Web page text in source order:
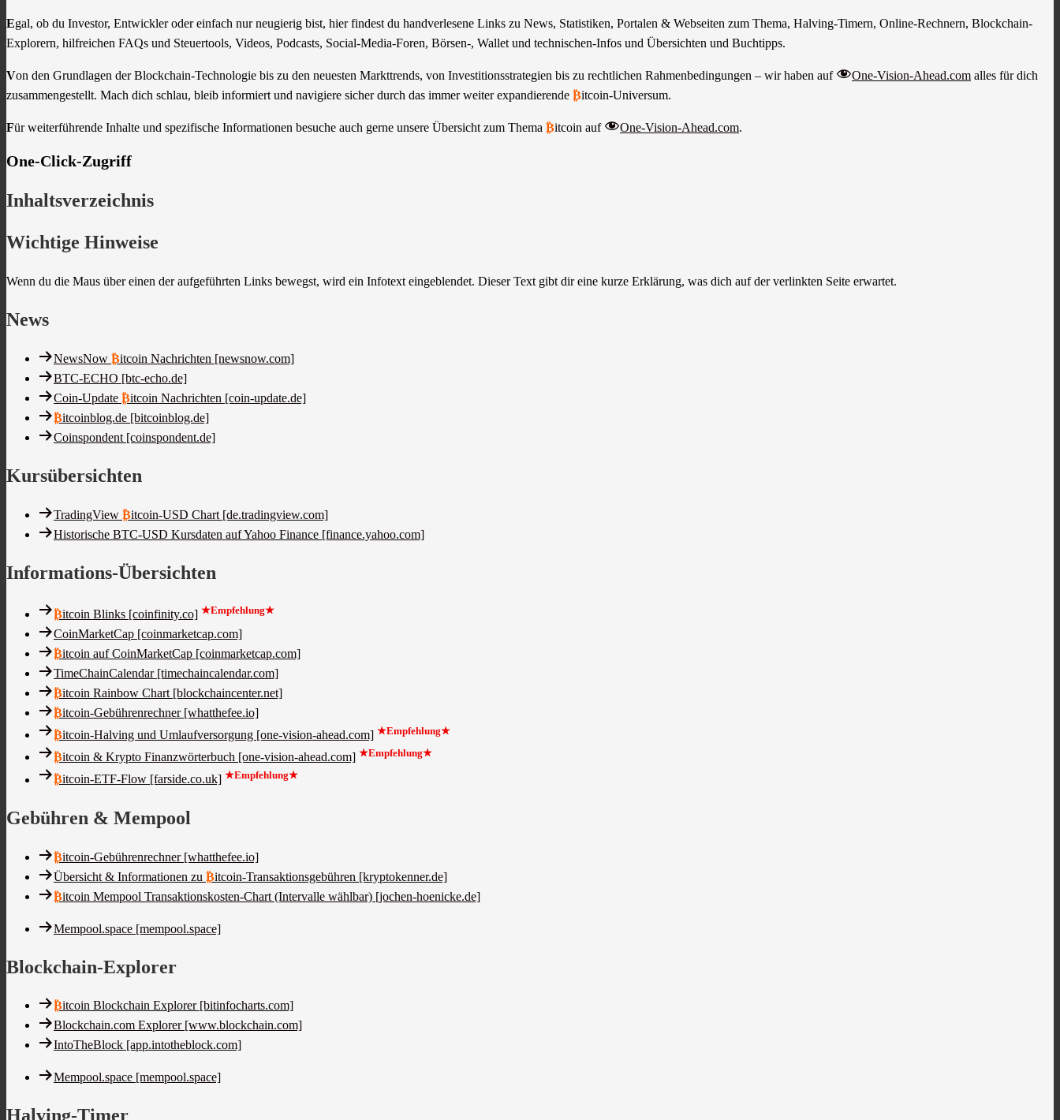
Egal, ob du Investor, Entwickler oder einfach nur neugierig bist, hier findest du handverlesene Links zu News, Statistiken, Portalen & Webseiten zum Thema, Halving-Timern, Online-Rechnern, Blockchain-
Explorern, hilfreichen FAQs und Steuertools, Videos, Podcasts, Social-Media-Foren, Börsen-, Wallet und technischen-Infos und Übersichten und Buchtipps.
Von den Grundlagen der Blockchain-Technologie bis zu den neuesten Markttrends, von Investitionsstrategien bis zu rechtlichen Rahmenbedingungen – wir haben auf One-Vision-Ahead.com alles für dich
zusammengestellt. Mach dich schlau, bleib informiert und navigiere sicher durch das immer weiter expandierende ₿itcoin-Universum.
Für weiterführende Inhalte und spezifische Informationen besuche auch gerne unsere Übersicht zum Thema ₿itcoin auf One-Vision-Ahead.com.
One-Click-Zugriff
Inhaltsverzeichnis
Wichtige Hinweise
Wenn du die Maus über einen der aufgeführten Links bewegst, wird ein Infotext eingeblendet. Dieser Text gibt dir eine kurze Erklärung, was dich auf der verlinkten Seite erwartet.
News
NewsNow ₿itcoin Nachrichten [newsnow.com]
BTC-ECHO [btc-echo.de]
Coin-Update ₿itcoin Nachrichten [coin-update.de]
₿itcoinblog.de [bitcoinblog.de]
Coinspondent [coinspondent.de]
Kursübersichten
TradingView ₿itcoin-USD Chart [de.tradingview.com]
Historische BTC-USD Kursdaten auf Yahoo Finance [finance.yahoo.com]
Informations-Übersichten
₿itcoin Blinks [coinfinity.co] ★Empfehlung★
CoinMarketCap [coinmarketcap.com]
₿itcoin auf CoinMarketCap [coinmarketcap.com]
TimeChainCalendar [timechaincalendar.com]
₿itcoin Rainbow Chart [blockchaincenter.net]
₿itcoin-Gebührenrechner [whatthefee.io]
₿itcoin-Halving und Umlaufversorgung [one-vision-ahead.com] ★Empfehlung★
₿itcoin & Krypto Finanzwörterbuch [one-vision-ahead.com] ★Empfehlung★
₿itcoin-ETF-Flow [farside.co.uk] ★Empfehlung★
Gebühren & Mempool
₿itcoin-Gebührenrechner [whatthefee.io]
Übersicht & Informationen zu ₿itcoin-Transaktionsgebühren [kryptokenner.de]
₿itcoin Mempool Transaktionskosten-Chart (Intervalle wählbar) [jochen-hoenicke.de]
Mempool.space [mempool.space]
Blockchain-Explorer
₿itcoin Blockchain Explorer [bitinfocharts.com]
Blockchain.com Explorer [www.blockchain.com]
IntoTheBlock [app.intotheblock.com]
Mempool.space [mempool.space]
Halving-Timer